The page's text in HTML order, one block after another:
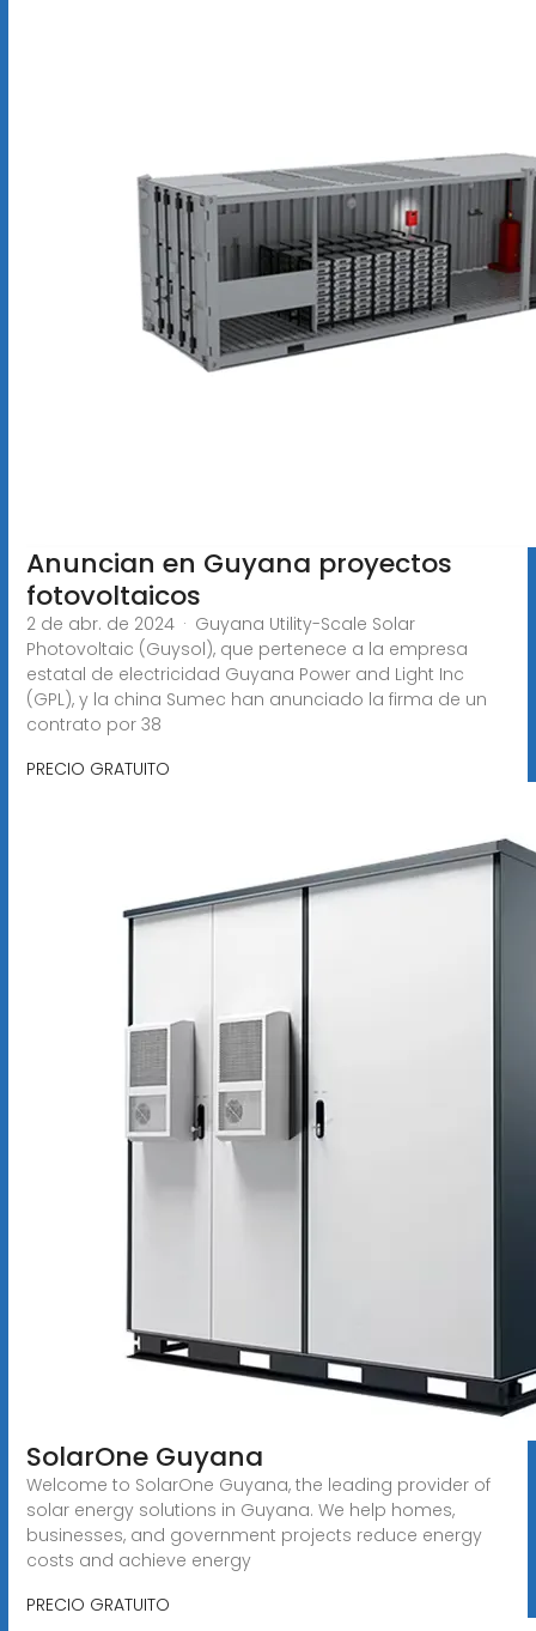
Anuncian en Guyana proyectos
fotovoltaicos
2 de abr. de 2024 · Guyana Utility-Scale Solar
Photovoltaic (Guysol), que pertenece a la empresa
estatal de electricidad Guyana Power and Light Inc
(GPL), y la china Sumec han anunciado la firma de un
contrato por 38
PRECIO GRATUITO
SolarOne Guyana
Welcome to SolarOne Guyana, the leading provider of
solar energy solutions in Guyana. We help homes,
businesses, and government projects reduce energy
costs and achieve energy
PRECIO GRATUITO